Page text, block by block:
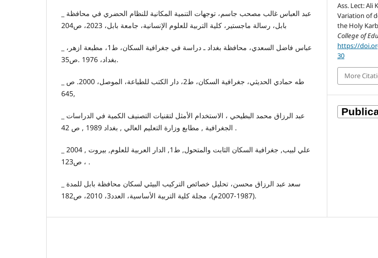
بابل، رسالة ماجستير، كلية التربية للعلوم الإنسانية، جامعة بابل، 2023، ص204
بغداد، 1976 .ص35.
645,
الجغرافية , مطابع وزارة التعليم العالي , بغداد 1989 , ص 42 .
، ص123 .
(1987-2007م)، مجلة كلية التربية الأساسية، العدد3، 2010، ص182.
Ass. Lect: Ali
Variation of
the Holy
College of
https://
30
More